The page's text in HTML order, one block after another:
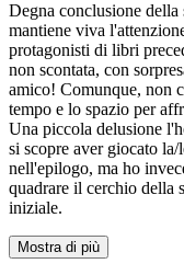
Degna conclusione della
mantiene viva
protagonisti di libri
non scontata, con
amico! Comunque, non
tempo e lo spazio per
Una piccola delusione
si scopre aver giocato
nell'epilogo, ma ho
quadrare il cerchio della
iniziale.
Mostra di più